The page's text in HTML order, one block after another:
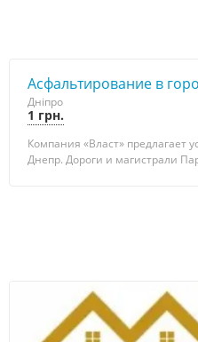
Асфальтирование в
Дніпро
1 грн.
Компания «Власт» предлагает
Днепр. Дороги и магистрали